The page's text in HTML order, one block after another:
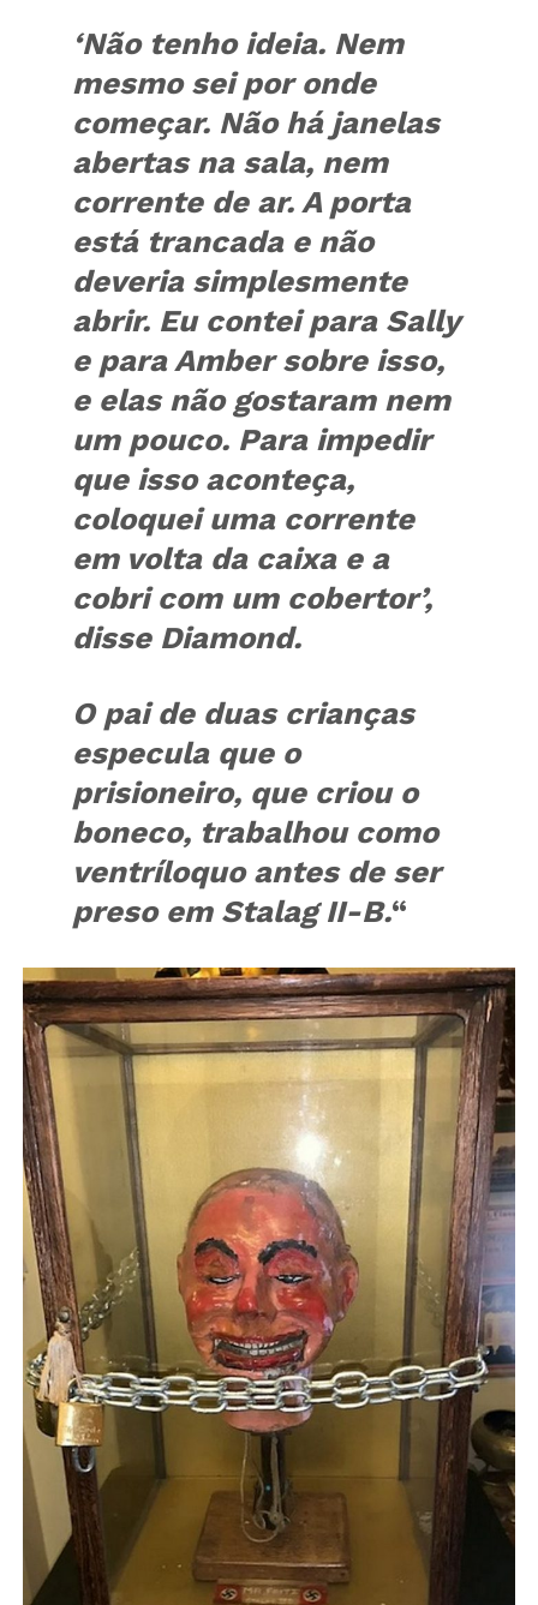
‘Não tenho ideia. Nem
mesmo sei por onde
começar. Não há janelas
abertas na sala, nem
corrente de ar. A porta
está trancada e não
deveria simplesmente
abrir. Eu contei para Sally
e para Amber sobre isso,
e elas não gostaram nem
um pouco. Para impedir
que isso aconteça,
coloquei uma corrente
em volta da caixa e a
cobri com um cobertor’,
disse Diamond.
O pai de duas crianças
especula que o
prisioneiro, que criou o
boneco, trabalhou como
ventríloquo antes de ser
preso em Stalag II-B.“